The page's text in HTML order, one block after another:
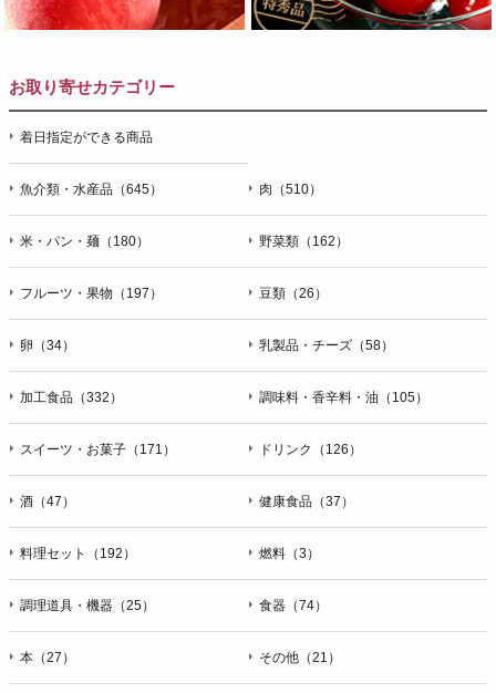
お取り寄せカテゴリー
着日指定ができる商品
魚介類・水産品（645） 肉（510）
米・パン・麺（180） 野菜類（162）
フルーツ・果物（197） 豆類（26）
卵（34） 乳製品・チーズ（58）
加工食品（332） 調味料・香辛料・油（105）
スイーツ・お菓子（171） ドリンク（126）
酒（47） 健康食品（37）
料理セット（192） 燃料（3）
調理道具・機器（25） 食器（74）
本（27） その他（21）